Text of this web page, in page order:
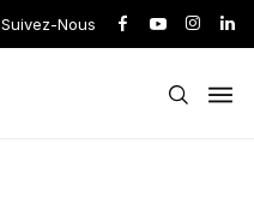
Suivez-Nous